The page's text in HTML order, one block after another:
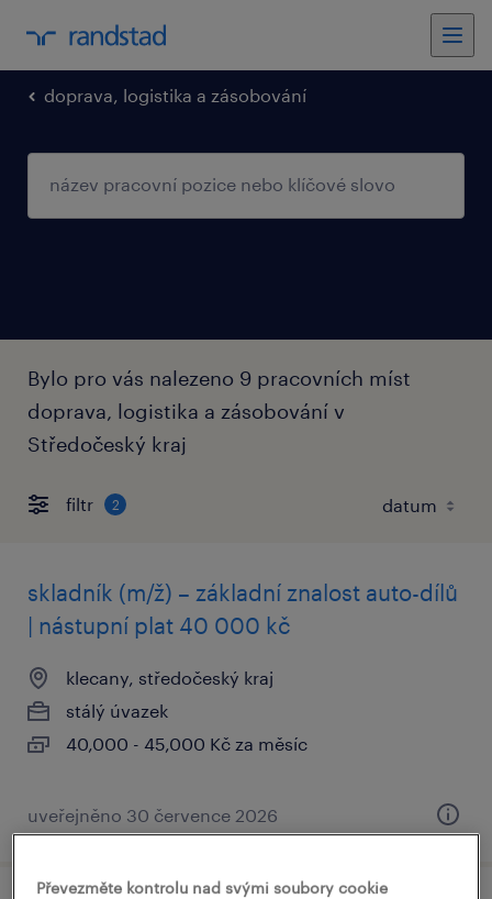
doprava, logistika a zásobování
Bylo pro vás nalezeno 9 pracovních míst
doprava, logistika a zásobování v
Středočeský kraj
filtr 2
skladník (m/ž) – základní znalost auto-dílů
| nástupní plat 40 000 kč
klecany, středočeský kraj
stálý úvazek
40,000 - 45,000 Kč za měsíc
uveřejněno 30 července 2026
Převezměte kontrolu nad svými soubory cookie